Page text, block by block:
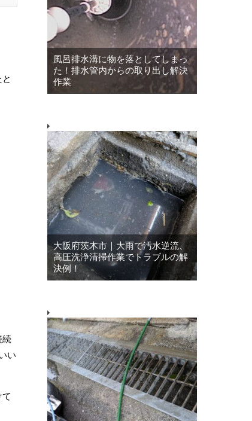
続
い
風呂排水溝に物を落としてしまっ
た！排水管内からの取り出し解決
作業
大阪府茨木市｜大雨で汚水逆流、
高圧洗浄清掃作業でトラブルの解
決例！